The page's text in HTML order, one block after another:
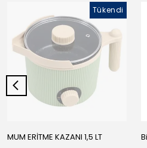
Tükendi
MUM ERİTME KAZANI 1,5 LT